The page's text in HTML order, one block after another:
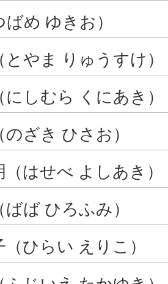
め ゆきお）
やま りゅうすけ）
しむら くにあき）
ざき ひさお）
はせべ よしあき）
ば ひろふみ）
ひらい えりこ）